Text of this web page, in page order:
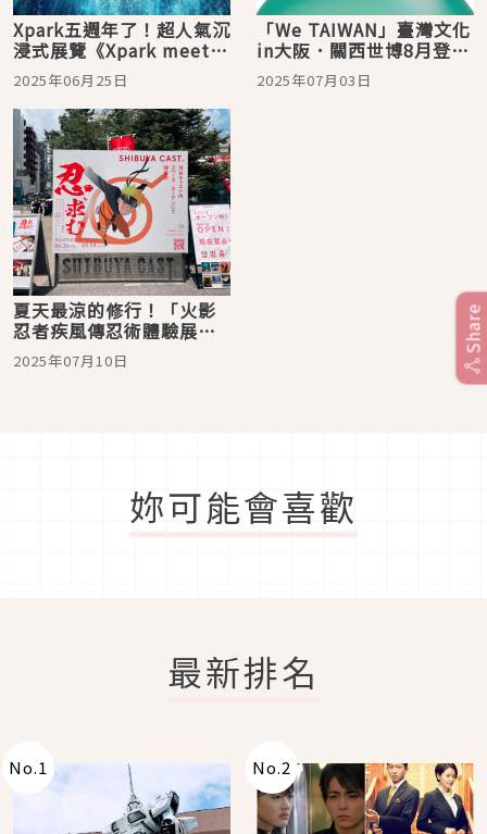
Xpark五週年了！超人氣沉
浸式展覽《Xpark meets
NAKED～Ocean of Light
潛浸海洋》登場
2025年06月25日
「We TAIWAN」臺灣文化
in大阪．關西世博8月登
場！核心展覽「臺灣光
譜」三大展區結合聲、
2025年07月03日
夏天最涼的修行！「火影
忍者疾風傳忍術體驗展」
澀谷熱血登場，你也能成
為木葉忍者！
2025年07月10日
妳可能會喜歡
最新排名
No.1 No.2
Share